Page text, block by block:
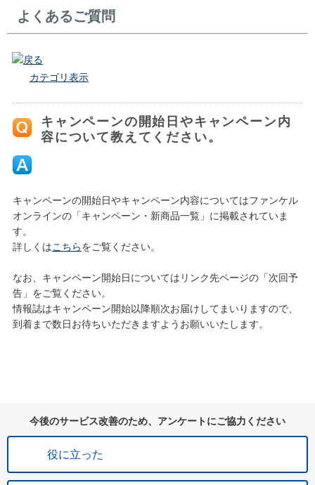
よくあるご質問
戻る
カテゴリ表示
キャンペーンの開始日やキャンペーン内
容について教えてください。
キャンペーンの開始日やキャンペーン内容についてはファンケル
オンラインの「キャンペーン・新商品一覧」に掲載されていま
す。
詳しくはこちらをご覧ください。
なお、キャンペーン開始日についてはリンク先ページの「次回予
告」をご覧ください。
情報誌はキャンペーン開始以降順次お届けしてまいりますので、
到着まで数日お待ちいただきますようお願いいたします。
今後のサービス改善のため、アンケートにご協力ください
役に立った